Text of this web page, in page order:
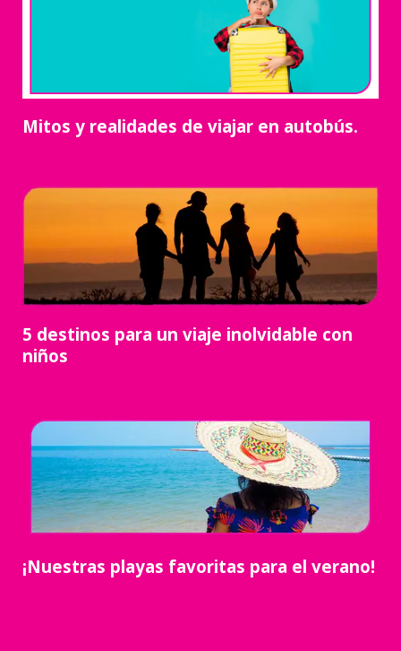
Mitos y realidades de viajar en autobús.
5 destinos para un viaje inolvidable con
niños
¡Nuestras playas favoritas para el verano!